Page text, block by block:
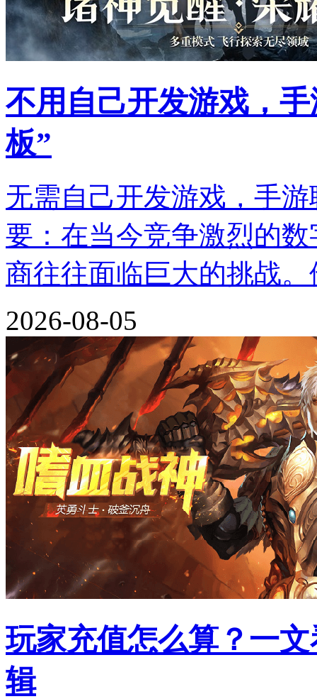
不用自己开发游戏，
板”
无需自己开发游戏，手
要：在当今竞争激烈的
商往往面临巨大的挑战
2026-08-05
玩家充值怎么算？一
辑